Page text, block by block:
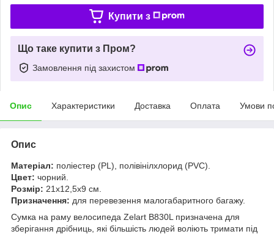
Купити з
Що таке купити з Пром?
Замовлення під захистом
Опис Характеристики Доставка Оплата Умови
Опис
Матеріал: поліестер (PL), полівінілхлорид (PVC).
Цвет: чорний.
Розмір: 21x12,5x9 см.
Призначення: для перевезення малогабаритного багажу.
Сумка на раму велосипеда Zelart B830L призначена для
зберігання дрібниць, які більшість людей воліють тримати під